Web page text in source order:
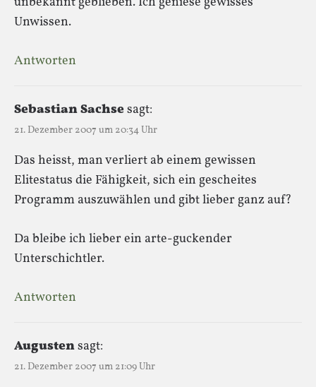
Unwissen.
Antworten
Sebastian Sachsesagt:
21. Dezember 2007 um 20:34 Uhr
Das heisst, man verliert ab einem gewissen
Elitestatus die Fähigkeit, sich ein gescheites
Programm auszuwählen und gibt lieber ganz auf?
Da bleibe ich lieber ein arte-guckender
Unterschichtler.
Antworten
Augustensagt:
21. Dezember 2007 um 21:09 Uhr